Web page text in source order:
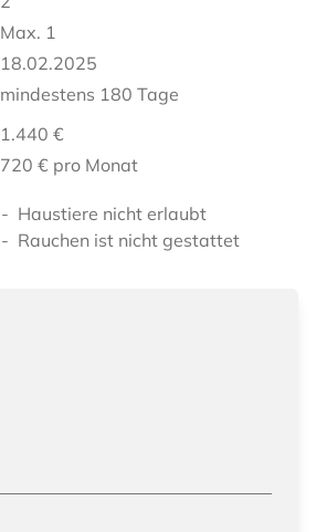
Max. 1
18.02.2025
mindestens 180 Tage
1.440 €
720 € pro Monat
Haustiere nicht erlaubt
Rauchen ist nicht gestattet